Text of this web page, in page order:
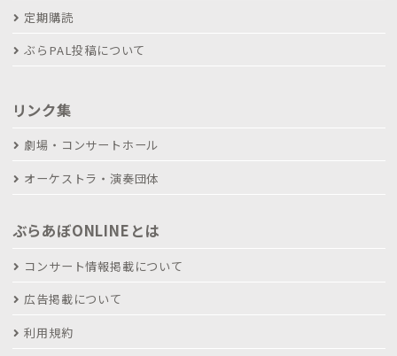
定期購読
ぶらPAL投稿について
リンク集
劇場・コンサートホール
オーケストラ・演奏団体
ぶらあぼONLINEとは
コンサート情報掲載について
広告掲載について
利用規約